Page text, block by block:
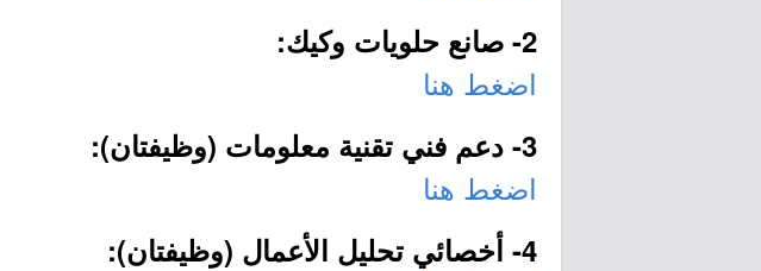
2- صانع حلويات وكيك:
اضغط هنا
3- دعم فني تقنية معلومات (وظيفتان):
اضغط هنا
4- أخصائي تحليل الأعمال (وظيفتان):